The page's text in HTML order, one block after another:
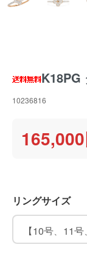
K18PG
10236816
リングサイズ